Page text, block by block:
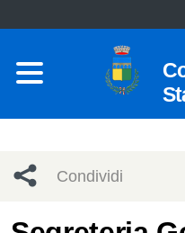
Condividi
Condividi